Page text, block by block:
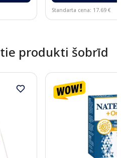
Standarta cena: 17.69 €
produkti šobrīd